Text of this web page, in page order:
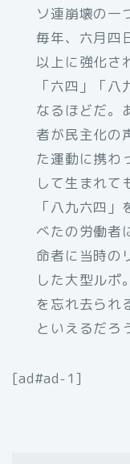
ソ連崩壊の一
毎年、六月四
以上に強化さ
「六四」「
なるほどだ。
者が民主化の
た運動に携わ
して生まれて
「八九六四
べたの労働者
命者に当時の
した大型ルポ
を忘れ去られ
といえるだろ
[ad#ad-1]